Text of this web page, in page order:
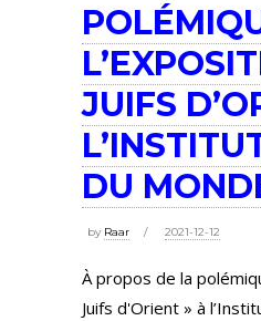
JUIFS
DU
by Raar 2021-12-12
À propos de la
Juifs d'Orient » à